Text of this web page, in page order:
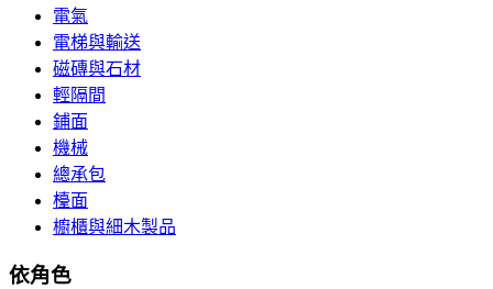
電氣
電梯與輸送
磁磚與石材
輕隔間
鋪面
機械
總承包
檯面
櫥櫃與細木製品
依角色